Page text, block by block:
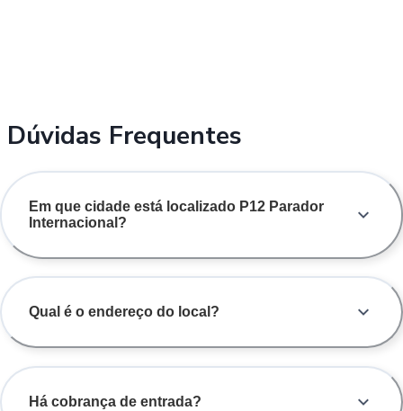
Dúvidas Frequentes
Em que cidade está localizado P12 Parador
Internacional?
Qual é o endereço do local?
Há cobrança de entrada?